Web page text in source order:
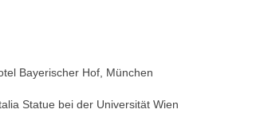
Bayerischer Hof, München
Statue bei der Universität Wien